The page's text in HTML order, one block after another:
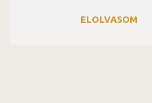
ELOLVASOM